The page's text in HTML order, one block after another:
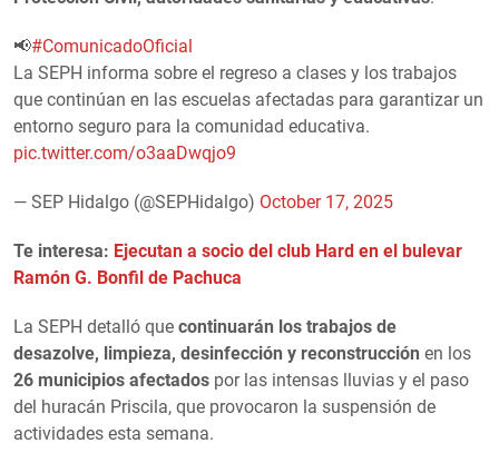
📢#ComunicadoOficial
La SEPH informa sobre el regreso a clases y los trabajos
que continúan en las escuelas afectadas para garantizar un
entorno seguro para la comunidad educativa.
pic.twitter.com/o3aaDwqjo9
— SEP Hidalgo (@SEPHidalgo) October 17, 2025
Te interesa: Ejecutan a socio del club Hard en el bulevar
Ramón G. Bonfil de Pachuca
La SEPH detalló que continuarán los trabajos de
desazolve, limpieza, desinfección y reconstrucción en los
26 municipios afectados por las intensas lluvias y el paso
del huracán Priscila, que provocaron la suspensión de
actividades esta semana.